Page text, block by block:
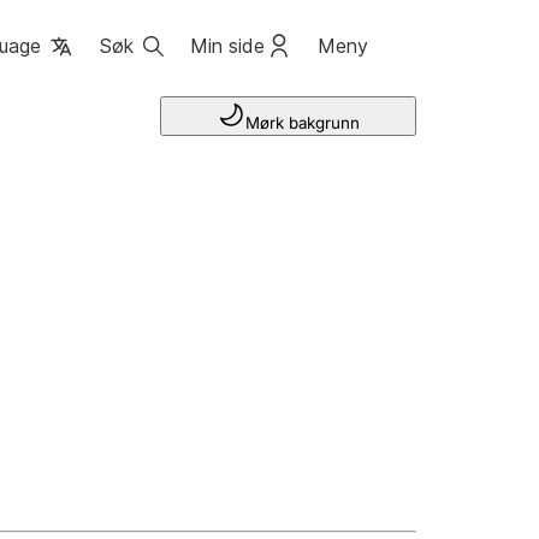
Søk Min side Meny
Mørk bakgrunn